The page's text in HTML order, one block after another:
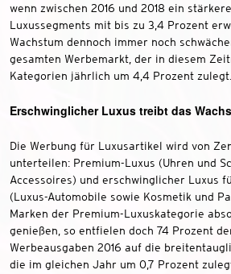
wenn zwischen 2016 und 2018 ein
Luxussegments mit bis zu 3,4 Prozent
Wachstum dennoch immer noch
gesamten Werbemarkt, der in diesem
Kategorien jährlich um 4,4 Prozent zulegt.
Erschwinglicher Luxus treibt das
Die Werbung für Luxusartikel wird von
unterteilen: Premium-Luxus (Uhren und
Accessoires) und erschwinglicher Luxus
(Luxus-Automobile sowie Kosmetik und
Marken der Premium-Luxuskategorie
genießen, so entfielen doch 74 Prozent
Werbeausgaben 2016 auf die
die im gleichen Jahr um 0,7 Prozent